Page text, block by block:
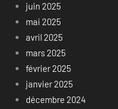
juin 2025
mai 2025
avril 2025
mars 2025
février 2025
janvier 2025
décembre 2024